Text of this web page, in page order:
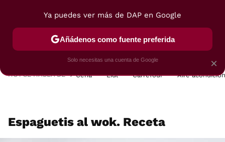
POSTRES VIAJES SELECCIÓN VEGUI
HOY SE HABLA DE Cena Lidl Carrefour Aire
Espaguetis al wok. Receta
×
Ya puedes ver más de DAP en Google
Añádenos como fuente preferida
Solo necesitas una cuenta de Google